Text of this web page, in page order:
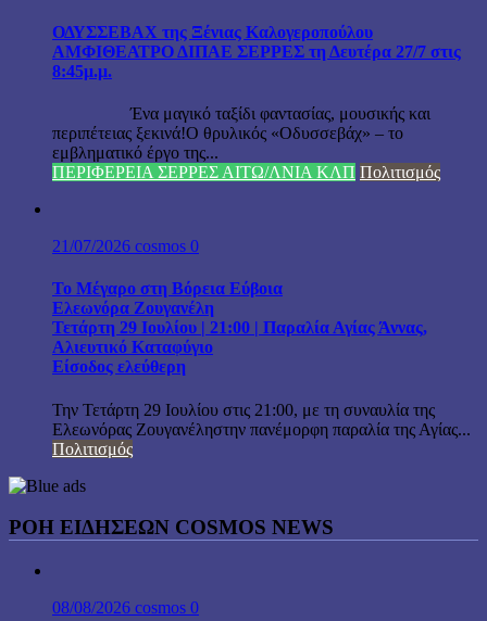
ΟΔΥΣΣΕΒΑΧ της Ξένιας Καλογεροπούλου
ΑΜΦΙΘΕΑΤΡΟ ΔΙΠΑΕ ΣΕΡΡΕΣ τη Δευτέρα 27/7 στις
8:45μ.μ.
Ένα μαγικό ταξίδι φαντασίας, μουσικής και
περιπέτειας ξεκινά!Ο θρυλικός «Οδυσσεβάχ» – το
εμβληματικό έργο της...
ΠΕΡΙΦΕΡΕΙΑ ΣΕΡΡΕΣ ΑΙΤΩ/ΛΝΙΑ ΚΛΠ Πολιτισμός
21/07/2026 cosmos 0
Το Μέγαρο στη Βόρεια Εύβοια
Ελεωνόρα Ζουγανέλη
Τετάρτη 29 Ιουλίου | 21:00 | Παραλία Αγίας Άννας,
Αλιευτικό Καταφύγιο
Είσοδος ελεύθερη
Την Τετάρτη 29 Ιουλίου στις 21:00, με τη συναυλία της
Ελεωνόρας Ζουγανέληστην πανέμορφη παραλία της Αγίας...
Πολιτισμός
ΡΟΗ ΕΙΔΗΣΕΩΝ COSMOS NEWS
08/08/2026 cosmos 0